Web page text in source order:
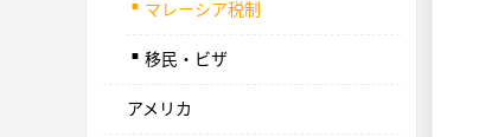
マレーシア税制
. 移民・ビザ
アメリカ